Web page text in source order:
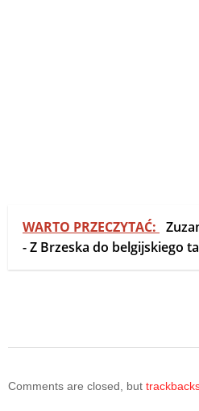
WARTO PRZECZYTAĆ:
- Z Brzeska do belgijskiego
25
Comments are closed, but